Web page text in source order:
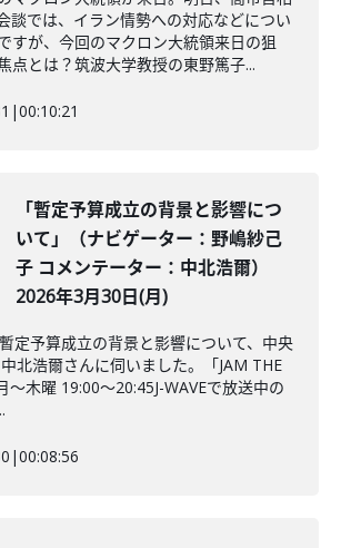
談では、イラン情勢への対応などについ
すが、今回のマクロン大統領来日の狙
点とは？筑波大学教授の東野篤子...
|00:10:21
「暫定予算成立の背景と影響につ
いて」（ナビゲーター：野嶋紗己
子 コメンテーター：中北浩爾）
2026年3月30日(月)
定予算成立の背景と影響について、中央
北浩爾さんに伺いました。「JAM THE
～木曜 19:00～20:45J-WAVEで放送中の
|00:08:56